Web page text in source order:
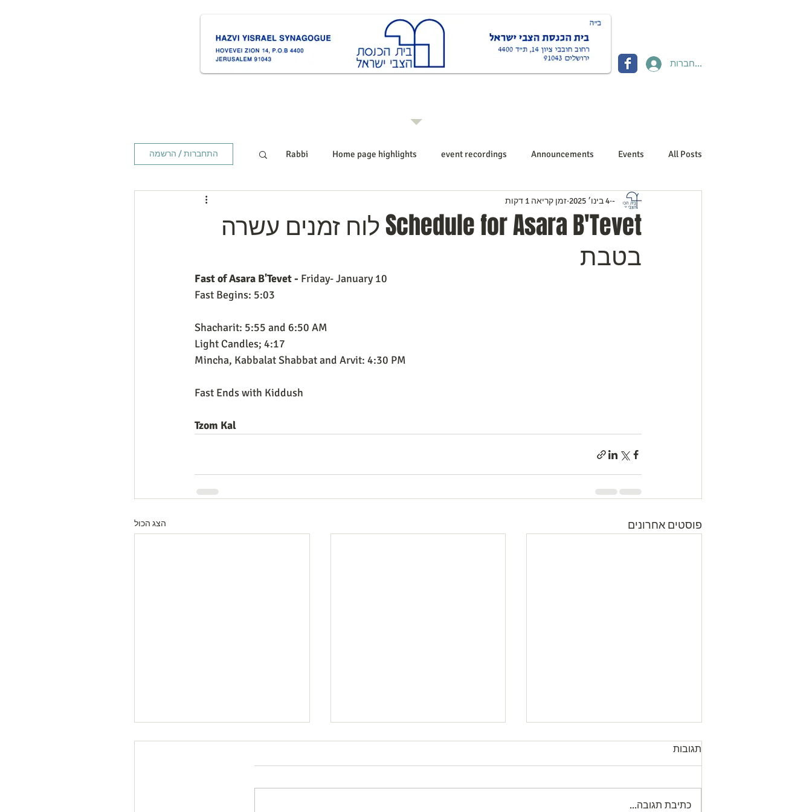
להתחברות
All Posts
Events
Announcements
event recordings
Home page highlights
Rabbi התחברות / הרשמה
Schedule for Asara B'Tevet לוח זמנים עשרה
בטבת
- 4 בינו׳ 2025 זמן קריאה 1 דקות
Fast of Asara B'Tevet - Friday- January 10
Fast Begins: 5:03
Shacharit: 5:55 and 6:50 AM
Light Candles; 4:17
Mincha, Kabbalat Shabbat and Arvit: 4:30 PM
Fast Ends with Kiddush
Tzom Kal
פוסטים אחרונים הצג הכול
תגובות
כתיבת תגובה...